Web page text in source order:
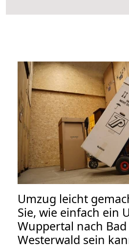
Umzug leicht
Sie, wie einfach ein
Wuppertal nach
Westerwald sein